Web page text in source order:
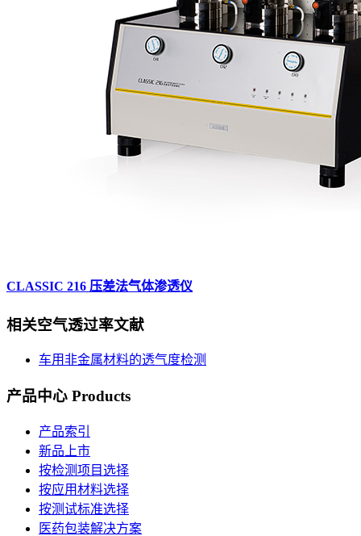
CLASSIC 216 压差法气体渗透仪
相关空气透过率文献
车用非金属材料的透气度检测
产品中心 Products
产品索引
新品上市
按检测项目选择
按应用材料选择
按测试标准选择
医药包装解决方案